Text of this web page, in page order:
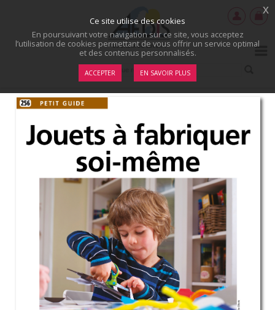
Ce site utilise des cookies
En poursuivant votre navigation sur ce site, vous acceptez
l’utilisation de cookies permettant de vous offrir un service optimal
et des contenus personnalisés.
ACCEPTER EN SAVOIR PLUS
x